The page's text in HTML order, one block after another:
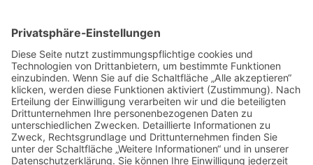
Urlaubsservice
Bücher, Karten & CD's
Ihre Anreise
Wetter
Links
Nutzungsbedingungen